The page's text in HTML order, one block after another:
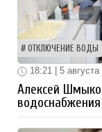
ОТКЛЮЧЕНИЕ ВОДЫ
18:21 | 5 августа
Алексей